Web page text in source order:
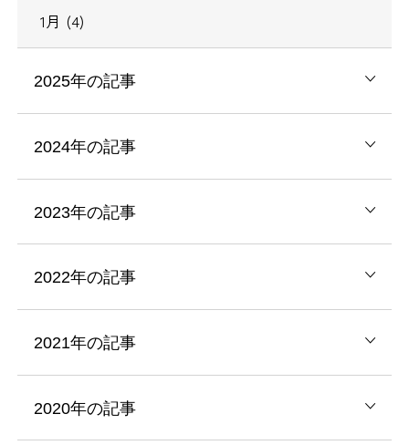
1月 (4)
2025年の記事
2024年の記事
2023年の記事
2022年の記事
2021年の記事
2020年の記事